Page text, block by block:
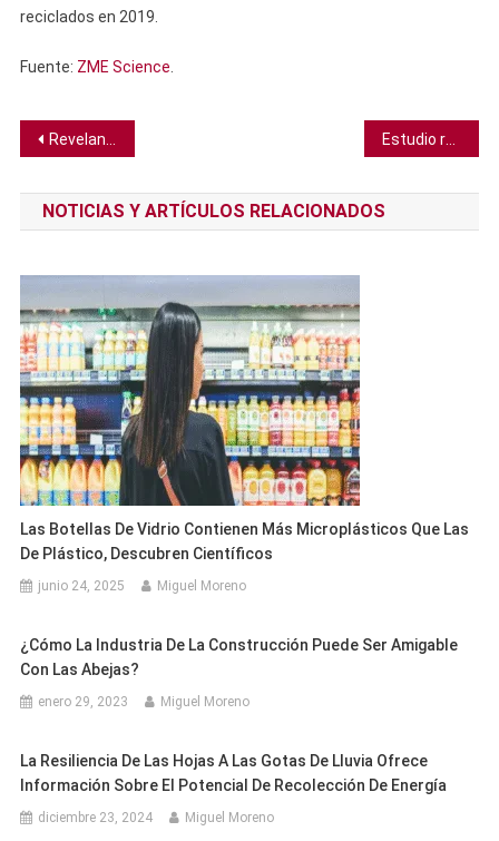
reciclados en 2019.
Fuente: ZME Science
Navegación
de
entradas
Revelan imágenes de los primeros momentos del desastre del Hindenburg
NOTICIAS Y ARTÍCULOS RELACIONADOS
Las Botellas De Vidrio Contienen Más Microplásticos Que Las
De Plástico, Descubren Científicos
junio 24, 2025 Miguel Moreno
¿Cómo La Industria De La Construcción Puede Ser Amigable
Con Las Abejas?
enero 29, 2023 Miguel Moreno
La Resiliencia De Las Hojas A Las Gotas De Lluvia Ofrece
Información Sobre El Potencial De Recolección De Energía
diciembre 23, 2024 Miguel Moreno